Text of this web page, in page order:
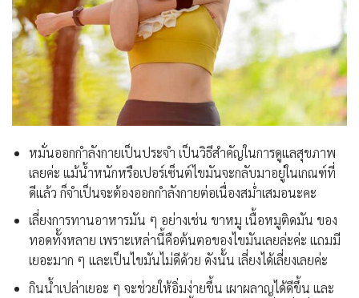
หมั่นออกกำลังกายเป็นประจำ เป็นวิธีสำคัญในการดูแลสุขภาพ
เลยค่ะ แม้น้ำหนักหรือเปอร์เซ็นต์ไขมันจะกลับมาอยู่ในเกณฑ์ที่
ดีแล้ว ก็จำเป็นจะต้องออกกำลังกายต่อเนื่องสม่ำเสมอนะคะ
เลี่ยงการทานอาหารมัน ๆ อย่างเช่น ขาหมู เนื้อหมูติดมัน ของ
ทอดทั้งหลาย เพราะเหล่านี้คือต้นตอของไขมันเลยล่ะค่ะ แถมมี
เยอะมาก ๆ และเป็นไขมันไม่ดีด้วย ดังนั้น เลี่ยงได้เลี่ยงเลยค่ะ
กินน้ำเปล่าเยอะ ๆ จะช่วยให้อิ่มง่ายขึ้น เผาผลาญได้ดีขึ้น และ